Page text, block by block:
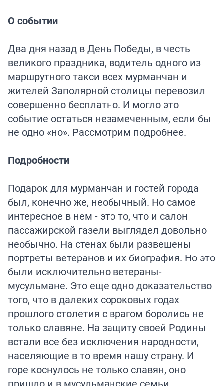
О событии
Два дня назад в День Победы, в честь
великого праздника, водитель одного из
маршрутного такси всех мурманчан и
жителей Заполярной столицы перевозил
совершенно бесплатно. И могло это
событие остаться незамеченным, если бы
не одно «но». Рассмотрим подробнее.
Подробности
Подарок для мурманчан и гостей города
был, конечно же, необычный. Но самое
интересное в нем - это то, что и салон
пассажирской газели выглядел довольно
необычно. На стенах были развешены
портреты ветеранов и их биография. Но это
были исключительно ветераны-
мусульмане. Это еще одно доказательство
того, что в далеких сороковых годах
прошлого столетия с врагом боролись не
только славяне. На защиту своей Родины
встали все без исключения народности,
населяющие в то время нашу страну. И
горе коснулось не только славян, оно
пришло и в мусульманские семьи.